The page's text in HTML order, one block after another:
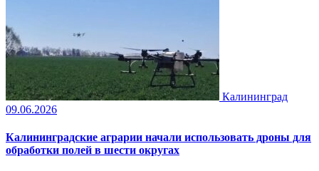
Калининград
09.06.2026
Калининградские аграрии начали использовать дроны для
обработки полей в шести округах